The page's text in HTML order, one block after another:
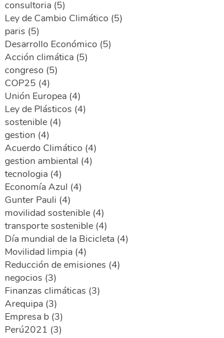
consultoria (5)
Ley de Cambio Climático (5)
paris (5)
Desarrollo Económico (5)
Acción climática (5)
congreso (5)
COP25 (4)
Unión Europea (4)
Ley de Plásticos (4)
sostenible (4)
gestion (4)
Acuerdo Climático (4)
gestion ambiental (4)
tecnologia (4)
Economía Azul (4)
Gunter Pauli (4)
movilidad sostenible (4)
transporte sostenible (4)
Día mundial de la Bicicleta (4)
Movilidad limpia (4)
Reducción de emisiones (4)
negocios (3)
Finanzas climáticas (3)
Arequipa (3)
Empresa b (3)
Perú2021 (3)